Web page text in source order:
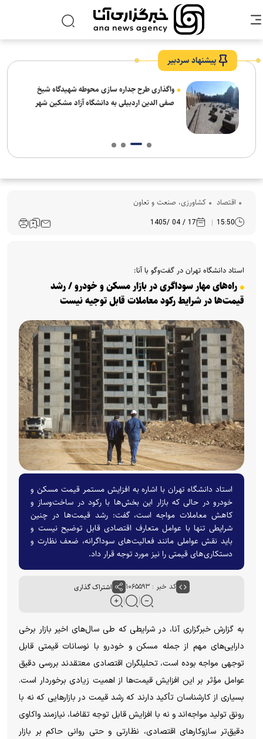
پیشنهاد سردبیر
واگذاری طرح جداره سازی محوطه شهیدگاه شیخ
صفی الدین اردبیلی به دانشگاه آزاد مشکین شهر
اقتصاد کشاورزی، صنعت و تعاون
15:50
17 / 04 /1405
استاد دانشگاه تهران در گفت‌وگو با آنا:
راه‌های مهار سوداگری در بازار مسکن و خودرو / رشد
قیمت‌ها در شرایط رکود معاملات قابل توجیه نیست
استاد دانشگاه تهران با اشاره به افزایش مستمر قیمت مسکن و
خودرو در حالی که بازار این بخش‌ها با رکود در ساخت‌وساز و
کاهش معاملات مواجه است، گفت: رشد قیمت‌ها در چنین
شرایطی تنها با عوامل متعارف اقتصادی قابل توضیح نیست و
باید نقش عواملی مانند فعالیت‌های سوداگرانه، ضعف نظارت و
دستکاری‌های قیمتی را نیز مورد توجه قرار داد.
کد خبر : ۱۰۶۵۵۹۳ اشتراک گذاری
به گزارش خبرگزاری آنا، در شرایطی که طی سال‌های اخیر بازار برخی
دارایی‌های مهم از جمله مسکن و خودرو با نوسانات قیمتی قابل
توجهی مواجه بوده است، تحلیلگران اقتصادی معتقدند بررسی دقیق
عوامل مؤثر بر این افزایش قیمت‌ها از اهمیت زیادی برخوردار است.
بسیاری از کارشناسان تأکید دارند که رشد قیمت در بازار‌هایی که نه با
رونق تولید مواجه‌اند و نه با افزایش قابل توجه تقاضا، نیازمند واکاوی
دقیق‌تر سازوکار‌های اقتصادی، نظارتی و حتی روانی حاکم بر بازار